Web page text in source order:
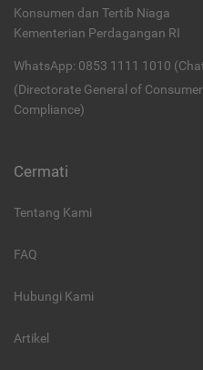
Konsumen dan Tertib Niaga
Kementerian Perdagangan RI
WhatsApp: 0853 1111 1010
(Directorate General of
Compliance)
Cermati
Tentang Kami
FAQ
Hubungi Kami
Artikel